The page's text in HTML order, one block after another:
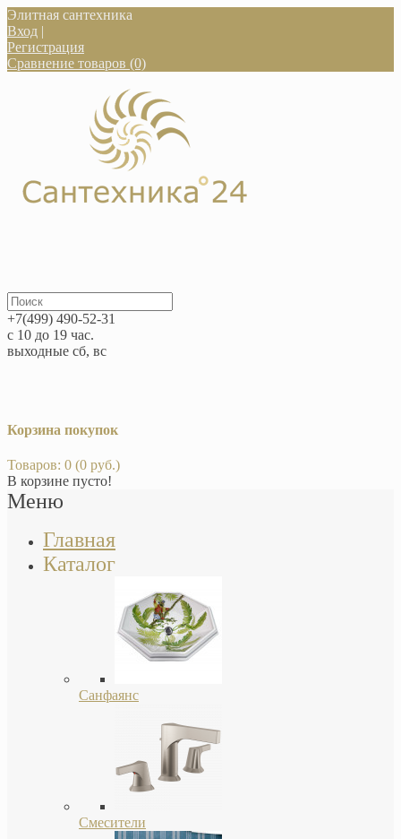
Элитная сантехника
Вход |
Регистрация
Сравнение товаров (0)
+7(499) 490-52-31
с 10 до 19 час.
выходные сб, вс
Корзина покупок
Товаров: 0 (0 руб.)
В корзине пусто!
Меню
Главная
Каталог
Санфаянс
Смесители